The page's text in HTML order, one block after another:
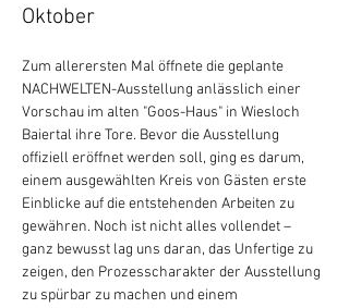
Oktober
Zum allerersten Mal öffnete die geplante
NACHWELTEN-Ausstellung anlässlich einer
Vorschau im alten "Goos-Haus" in Wiesloch
Baiertal ihre Tore. Bevor die Ausstellung
offiziell eröffnet werden soll, ging es darum,
einem ausgewählten Kreis von Gästen erste
Einblicke auf die entstehenden Arbeiten zu
gewähren. Noch ist nicht alles vollendet –
ganz bewusst lag uns daran, das Unfertige zu
zeigen, den Prozesscharakter der Ausstellung
zu spürbar zu machen und einem